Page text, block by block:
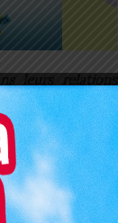
leurs relations
Robert
ont signé
de passeports
et renforcer le